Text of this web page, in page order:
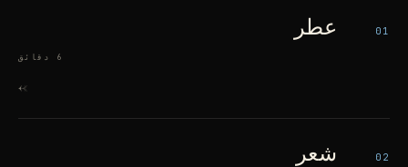
01 عطر
6 دقائق
->
02 شعر